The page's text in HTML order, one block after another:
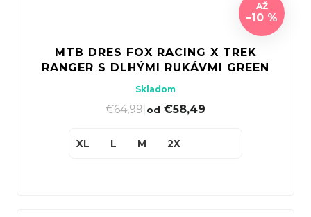
AŽ
–10 %
MTB DRES FOX RACING X TREK
RANGER S DLHÝMI RUKÁVMI GREEN
Skladom
€64,99 od €58,49
XL L M 2X